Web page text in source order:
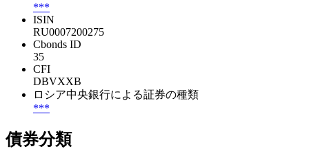
***
ISIN
RU0007200275
Cbonds ID
35
CFI
DBVXXB
ロシア中央銀行による証券の種類
***
債券分類